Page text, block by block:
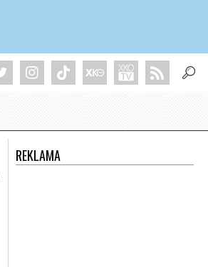
REKLAMA